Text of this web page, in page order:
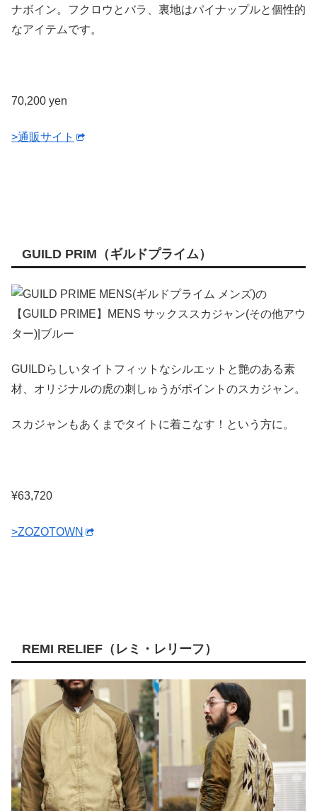
ナボイン。フクロウとバラ、裏地はパイナップルと個性的
なアイテムです。
70,200 yen
>通販サイト
GUILD PRIM（ギルドプライム）
GUILDらしいタイトフィットなシルエットと艶のある素
材、オリジナルの虎の刺しゅうがポイントのスカジャン。
スカジャンもあくまでタイトに着こなす！という方に。
¥63,720
>ZOZOTOWN
REMI RELIEF（レミ・レリーフ）